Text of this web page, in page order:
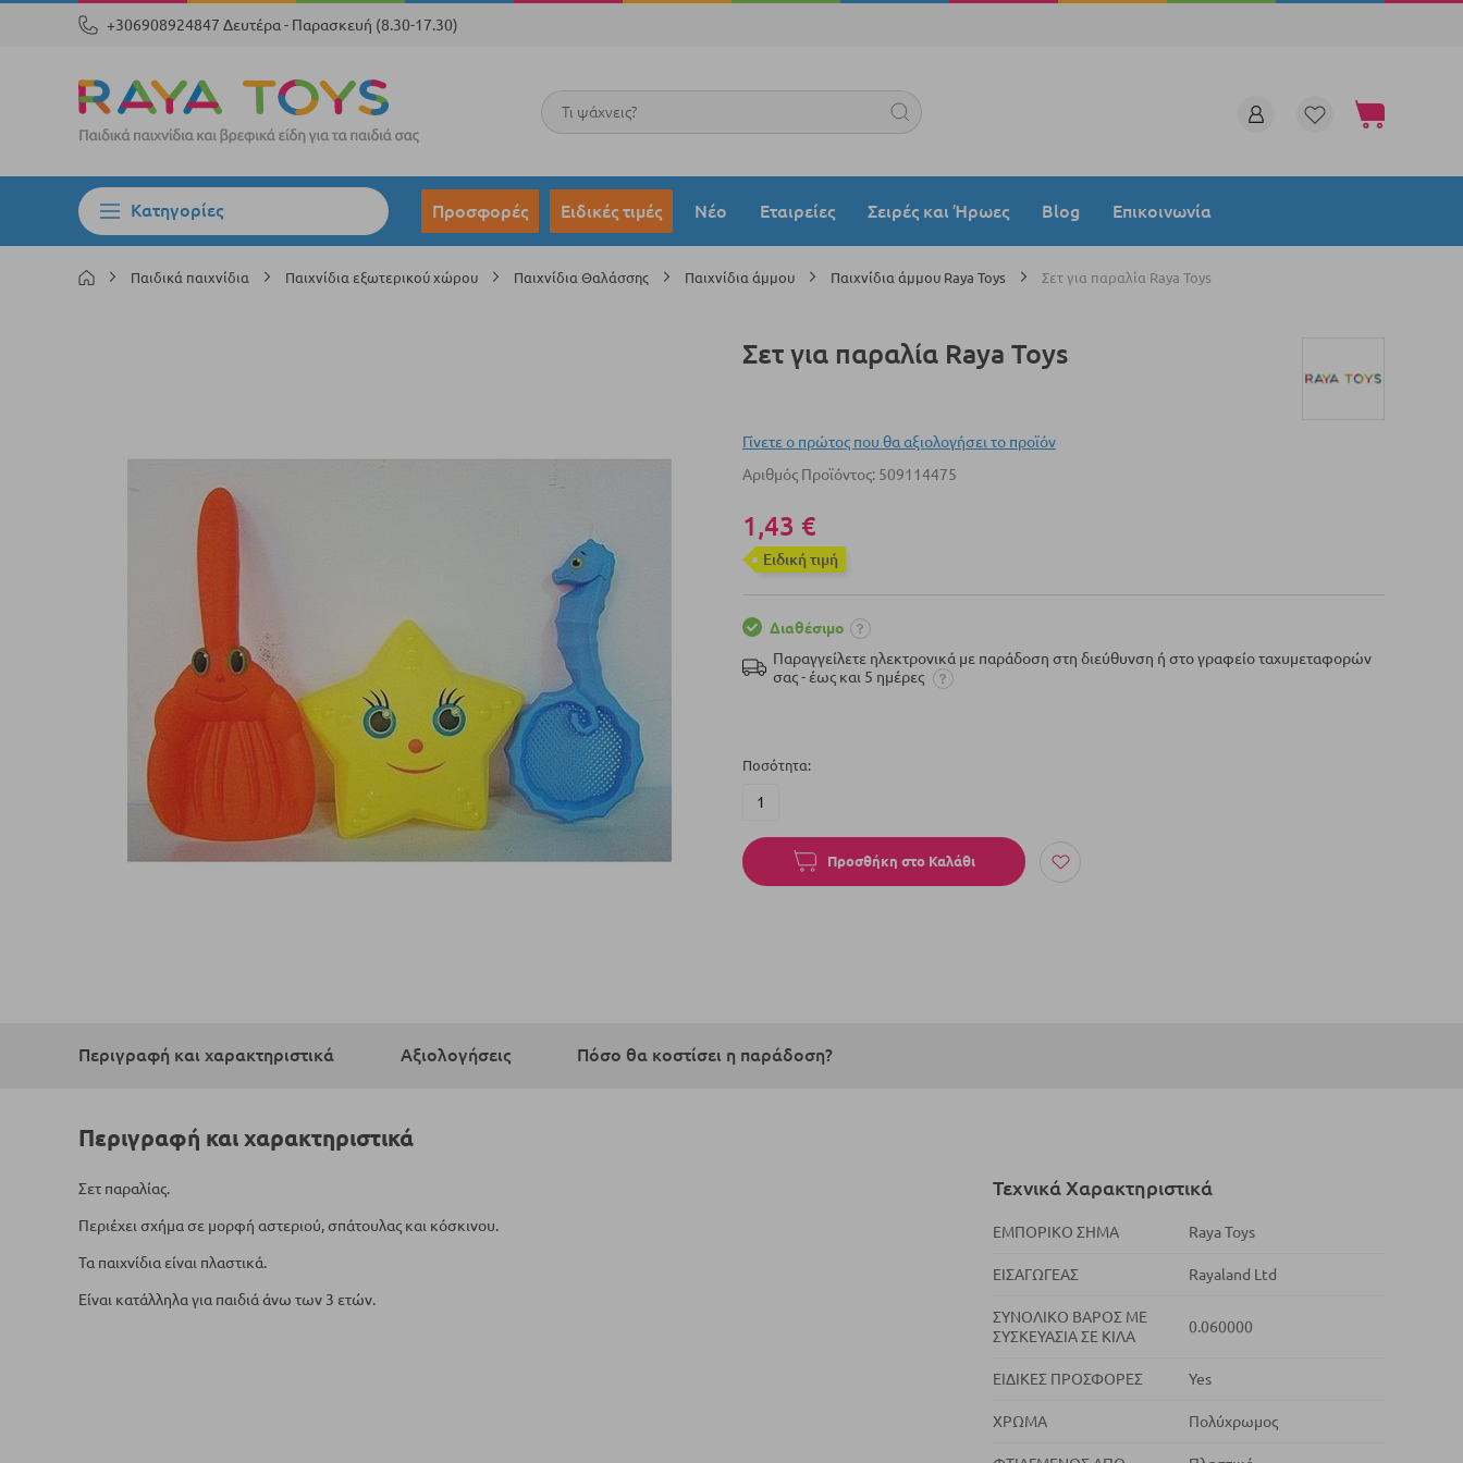
+306908924847 Δευτέρα - Παρασκευή (8.30-17.30)
Το καλάθι μου
Search
Κατηγορίες Προσφορές Ειδικές τιμές Νέο Εταιρείες Σειρές και Ήρωες Blog Επικοινωνία
Παιδικά παιχνίδια Παιχνίδια εξωτερικού χώρου Παιχνίδια Θαλάσσης Παιχνίδια άμμου Παιχνίδια άμμου Raya Toys Σετ για παραλία Raya Toys
εικόνων
της
Σετ για παραλία Raya Toys
Γίνετε ο πρώτος που θα αξιολογήσει το προϊόν
Αριθμός Προϊόντος 509114475
1,43 €
Eιδική τιμή
Διαθέσιμο
Παραγγείλετε ηλεκτρονικά με παράδοση στη διεύθυνση ή στο γραφείο ταχυμεταφορών
σας - έως και 5 ημέρες
Ποσότητα
Προσθήκη στο Καλάθι
Περιγραφή και χαρακτηριστικά Αξιολογήσεις Πόσο θα κοστίσει η παράδοση?
Περιγραφή και χαρακτηριστικά
Σετ παραλίας.
Περιέχει σχήμα σε μορφή αστεριού, σπάτουλας και κόσκινου.
Τα παιχνίδια είναι πλαστικά.
Είναι κατάλληλα για παιδιά άνω των 3 ετών.
Τεχνικά Χαρακτηριστικά
ΕΜΠΟΡΙΚΌ ΣΉΜΑ Raya Toys
ΕΙΣΑΓΩΓΈΑΣ Rayaland Ltd
ΣΥΝΟΛΙΚΌ ΒΆΡΟΣ ΜΕ
ΣΥΣΚΕΥΑΣΊΑ ΣΕ ΚΙΛΆ
0.060000
ΕΙΔΙΚΈΣ ΠΡΟΣΦΟΡΈΣ Yes
ΧΡΏΜΑ Πολύχρωμος